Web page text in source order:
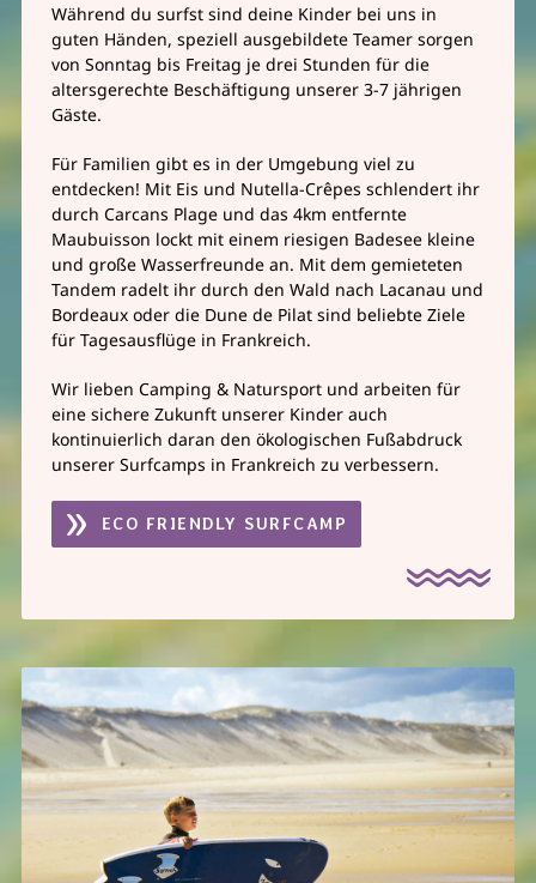
Während du surfst sind deine Kinder bei uns in
guten Händen, speziell ausgebildete Teamer sorgen
von Sonntag bis Freitag je drei Stunden für die
altersgerechte Beschäftigung unserer 3-7 jährigen
Gäste.
Für Familien gibt es in der Umgebung viel zu
entdecken! Mit Eis und Nutella-Crêpes schlendert ihr
durch Carcans Plage und das 4km entfernte
Maubuisson lockt mit einem riesigen Badesee kleine
und große Wasserfreunde an. Mit dem gemieteten
Tandem radelt ihr durch den Wald nach Lacanau und
Bordeaux oder die Dune de Pilat sind beliebte Ziele
für Tagesausflüge in Frankreich.
Wir lieben Camping & Natursport und arbeiten für
eine sichere Zukunft unserer Kinder auch
kontinuierlich daran den ökologischen Fußabdruck
unserer Surfcamps in Frankreich zu verbessern.
ECO FRIENDLY SURFCAMP